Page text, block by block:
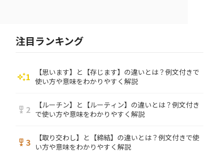
注目ランキング
auto_awesome1
【思います】と【存じます】の違いとは？例文付きで
使い方や意味をわかりやすく解説
military_tech 2
【ルーチン】と【ルーティン】の違いとは？例文付き
で使い方や意味をわかりやすく解説
military_tech 3
【取り交わし】と【締結】の違いとは？例文付きで使
い方や意味をわかりやすく解説